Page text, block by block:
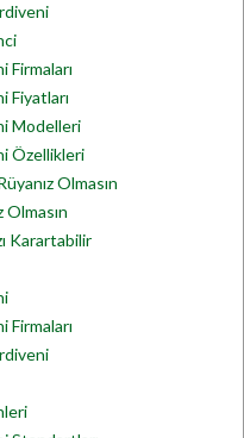
Firmaları
Fiyatları
Modelleri
Özellikleri
Olmasın
Karartabilir
Firmaları